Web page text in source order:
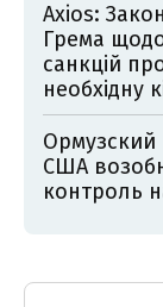
Axios:
Грема
санкцій
необхідну
Ормузский
США
контроль